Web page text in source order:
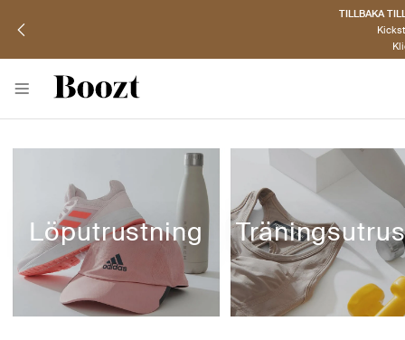
Löputrustning